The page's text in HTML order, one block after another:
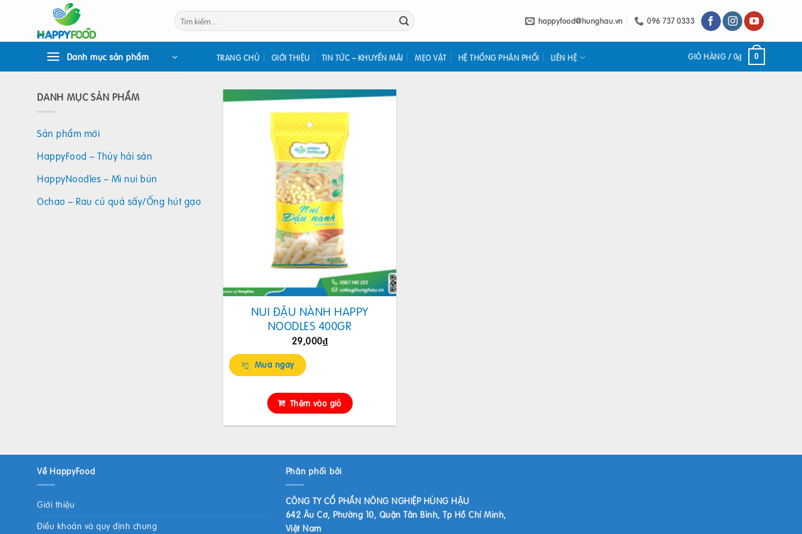
Tìm
kiếm:
happyfood@hunghau.vn 096 737 0333
Danh mục sản phẩm TRANG CHỦ GIỚI THIỆU TIN TỨC – KHUYẾN MÃI MẸO VẶT HỆ THỐNG PHÂN PHỐI LIÊN HỆ GIỎ HÀNG /0₫ 0
DANH MỤC SẢN PHẨM
Sản phẩm mới
HappyFood – Thủy hải sản
HappyNoodles – Mì nui bún
Ochao – Rau củ quả sấy/Ống hút gạo
NUI ĐẬU NÀNH HAPPY
NOODLES 400GR
29,000₫
Mua ngay
Thêm vào giỏ
Về HappyFood
Giới thiệu
Điều khoản và quy định chung
Phân phối bởi
CÔNG TY CỔ PHẦN NÔNG NGHIỆP HÙNG HẬU
642 Âu Cơ, Phường 10, Quận Tân Bình, Tp Hồ Chí Minh,
Việt Nam